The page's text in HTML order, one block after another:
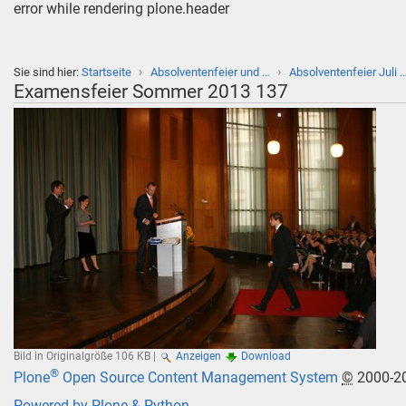
error while rendering plone.header
Sie sind hier: Startseite › Absolventenfeier und … › Absolventenfeier Juli …
Examensfeier Sommer 2013 137
Bild in Originalgröße 106 KB Anzeigen Download
Plone® Open Source Content Management System © 2000-